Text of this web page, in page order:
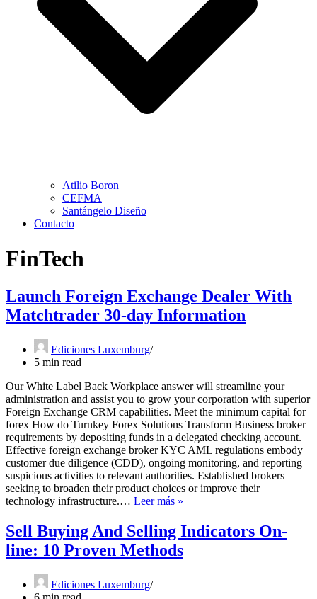
Atilio Boron
CEFMA
Santángelo Diseño
Contacto
FinTech
Launch Foreign Exchange Dealer With
Matchtrader 30-day Information
Ediciones Luxemburg
5 min read
Our White Label Back Workplace answer will streamline your
administration and assist you to grow your corporation with superior
Foreign Exchange CRM capabilities. Meet the minimum capital for
forex How do Turnkey Forex Solutions Transform Business broker
requirements by depositing funds in a delegated checking account.
Effective foreign exchange broker KYC AML regulations embody
customer due diligence (CDD), ongoing monitoring, and reporting
suspicious activities to relevant authorities. Established brokers
seeking to broaden their product choices or improve their
technology infrastructure.… Leer más »
Exchange
Dealer
With
Sell Buying And Selling Indicators On-
line: 10 Proven Methods
Ediciones Luxemburg